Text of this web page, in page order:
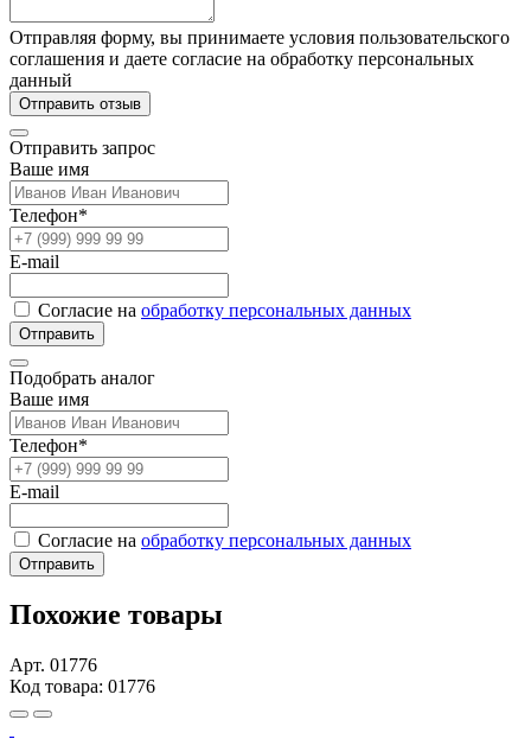
Отправляя форму, вы принимаете условия пользовательского
соглашения и даете согласие на обработку персональных
данный
Отправить отзыв
Отправить запрос
Ваше имя
Телефон*
E-mail
Согласие на обработку персональных данных
Отправить
Подобрать аналог
Ваше имя
Телефон*
E-mail
Согласие на обработку персональных данных
Отправить
Похожие товары
Арт. 01776
Код товара: 01776